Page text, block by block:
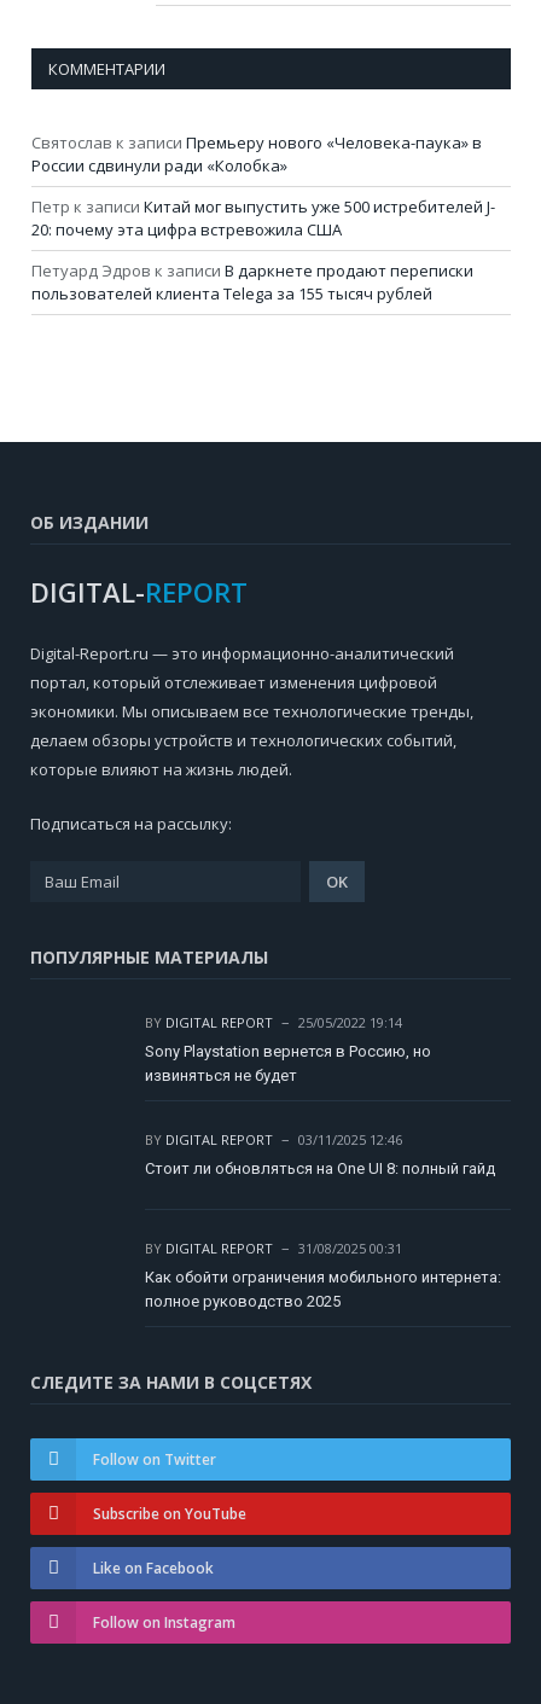
КОММЕНТАРИИ
Святослав к записи Премьеру нового «Человека-паука» в
России сдвинули ради «Колобка»
Петр к записи Китай мог выпустить уже 500 истребителей J-
20: почему эта цифра встревожила США
Петуард Эдров к записи В даркнете продают переписки
пользователей клиента Telega за 155 тысяч рублей
ОБ ИЗДАНИИ
DIGITAL-REPORT
Digital-Report.ru — это информационно-аналитический
портал, который отслеживает изменения цифровой
экономики. Мы описываем все технологические тренды,
делаем обзоры устройств и технологических событий,
которые влияют на жизнь людей.
Подписаться на рассылку:
ПОПУЛЯРНЫЕ МАТЕРИАЛЫ
BY DIGITAL REPORT
25/05/2022 19:14
Sony Playstation вернется в Россию, но
извиняться не будет
BY DIGITAL REPORT
03/11/2025 12:46
Стоит ли обновляться на One UI 8: полный гайд
BY DIGITAL REPORT
31/08/2025 00:31
Как обойти ограничения мобильного интернета:
полное руководство 2025
СЛЕДИТЕ ЗА НАМИ В СОЦСЕТЯХ
Follow on Twitter
Subscribe on YouTube
Like on Facebook
Follow on Instagram